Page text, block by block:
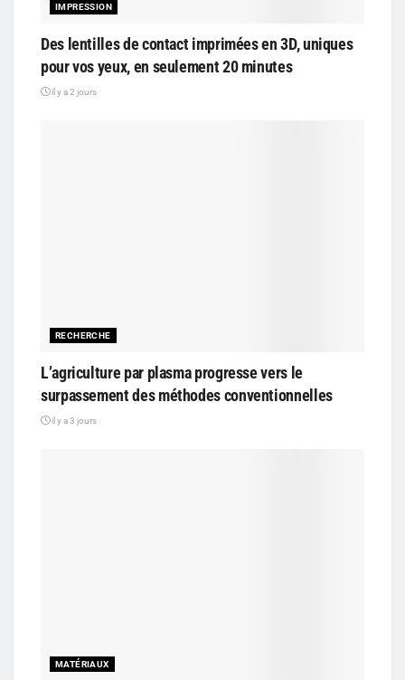
IMPRESSION
Des lentilles de contact imprimées en 3D, uniques
pour vos yeux, en seulement 20 minutes
il y a 2 jours
RECHERCHE
L’agriculture par plasma progresse vers le
surpassement des méthodes conventionnelles
il y a 3 jours
MATÉRIAUX